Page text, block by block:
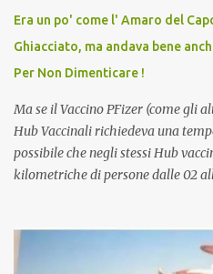
vaccino usato per minacciare i
scuola. Non avevamo mai visto un
dodicenne di ignorare il consenso
che abbiamo elencato sopra...
Era un po' come l' Amaro del
Ghiacciato, ma andava bene
Per Non Dimenticare !
Ma se il Vaccino PFizer (come gli
Hub Vaccinali richiedeva una
possibile che negli stessi Hub
kilometriche di persone dalle 02
Vaccino come: l' Amaro del Capo,
andava bene anche, a